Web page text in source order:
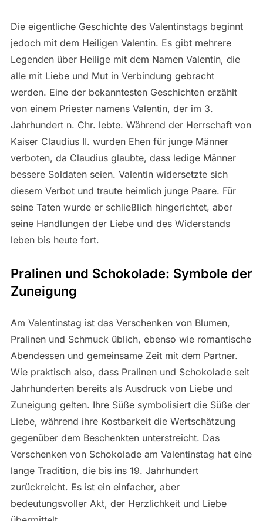
Die eigentliche Geschichte des Valentinstags beginnt
jedoch mit dem Heiligen Valentin. Es gibt mehrere
Legenden über Heilige mit dem Namen Valentin, die
alle mit Liebe und Mut in Verbindung gebracht
werden. Eine der bekanntesten Geschichten erzählt
von einem Priester namens Valentin, der im 3.
Jahrhundert n. Chr. lebte. Während der Herrschaft von
Kaiser Claudius II. wurden Ehen für junge Männer
verboten, da Claudius glaubte, dass ledige Männer
bessere Soldaten seien. Valentin widersetzte sich
diesem Verbot und traute heimlich junge Paare. Für
seine Taten wurde er schließlich hingerichtet, aber
seine Handlungen der Liebe und des Widerstands
leben bis heute fort.
Pralinen und Schokolade: Symbole der
Zuneigung
Am Valentinstag ist das Verschenken von Blumen,
Pralinen und Schmuck üblich, ebenso wie romantische
Abendessen und gemeinsame Zeit mit dem Partner.
Wie praktisch also, dass Pralinen und Schokolade seit
Jahrhunderten bereits als Ausdruck von Liebe und
Zuneigung gelten. Ihre Süße symbolisiert die Süße der
Liebe, während ihre Kostbarkeit die Wertschätzung
gegenüber dem Beschenkten unterstreicht. Das
Verschenken von Schokolade am Valentinstag hat eine
lange Tradition, die bis ins 19. Jahrhundert
zurückreicht. Es ist ein einfacher, aber
bedeutungsvoller Akt, der Herzlichkeit und Liebe